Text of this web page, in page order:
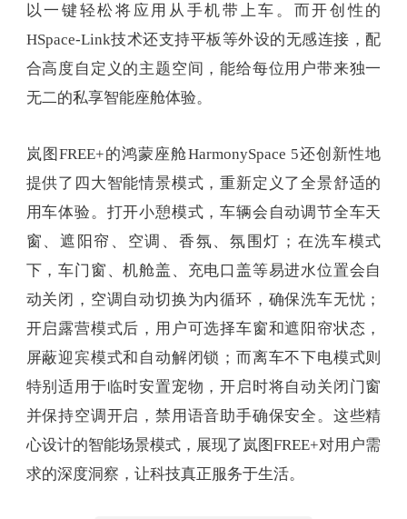
以一键轻松将应用从手机带上车。而开创性的
HSpace-Link技术还支持平板等外设的无感连接，配
合高度自定义的主题空间，能给每位用户带来独一
无二的私享智能座舱体验。
岚图FREE+的鸿蒙座舱HarmonySpace 5还创新性地
提供了四大智能情景模式，重新定义了全景舒适的
用车体验。打开小憩模式，车辆会自动调节全车天
窗、遮阳帘、空调、香氛、氛围灯；在洗车模式
下，车门窗、机舱盖、充电口盖等易进水位置会自
动关闭，空调自动切换为内循环，确保洗车无忧；
开启露营模式后，用户可选择车窗和遮阳帘状态，
屏蔽迎宾模式和自动解闭锁；而离车不下电模式则
特别适用于临时安置宠物，开启时将自动关闭门窗
并保持空调开启，禁用语音助手确保安全。这些精
心设计的智能场景模式，展现了岚图FREE+对用户需
求的深度洞察，让科技真正服务于生活。